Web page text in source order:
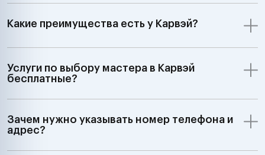
Какие преимущества есть у Карвэй?
Услуги по выбору мастера в Карвэй
бесплатные?
Зачем нужно указывать номер телефона и
адрес?